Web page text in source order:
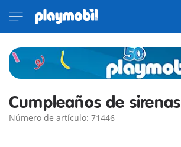
Cumpleaños de sirenas
Número de artículo: 71446